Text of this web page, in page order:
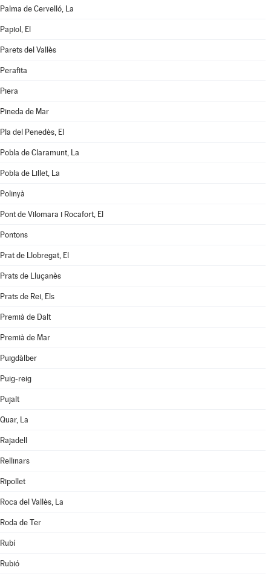
Palma de Cervelló, La
Papiol, El
Parets del Vallès
Perafita
Piera
Pineda de Mar
Pla del Penedès, El
Pobla de Claramunt, La
Pobla de Lillet, La
Polinyà
Pont de Vilomara i Rocafort, El
Pontons
Prat de Llobregat, El
Prats de Lluçanès
Prats de Rei, Els
Premià de Dalt
Premià de Mar
Puigdàlber
Puig-reig
Pujalt
Quar, La
Rajadell
Rellinars
Ripollet
Roca del Vallès, La
Roda de Ter
Rubí
Rubió